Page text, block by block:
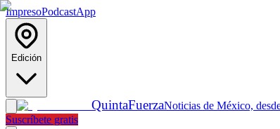
ImpresoPodcastApp
Edición
QuintaFuerzaNoticias de México,
Suscríbete gratis